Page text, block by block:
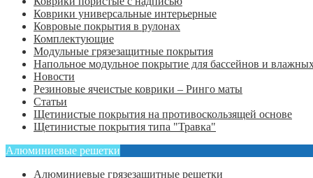
Коврики универсальные интерьерные
Ковровые покрытия в рулонах
Комплектующие
Модульные грязезащитные покрытия
Напольное модульное покрытие для бассейнов и
Новости
Резиновые ячеистые коврики – Ринго маты
Статьи
Щетинистые покрытия на противоскользящей основе
Щетинистые покрытия типа "Травка"
Алюминиевые решетки
Алюминиевые грязезащитные решетки